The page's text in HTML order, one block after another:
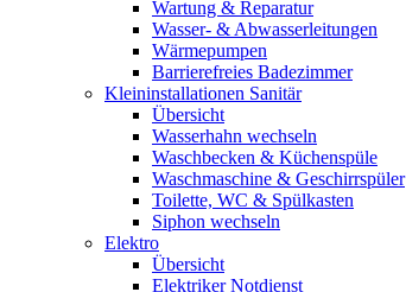
Wartung & Reparatur
Wasser- & Abwasserleitungen
Wärmepumpen
Barrierefreies Badezimmer
Kleininstallationen Sanitär
Übersicht
Wasserhahn wechseln
Waschbecken & Küchenspüle
Waschmaschine & Geschirrspüler
Toilette, WC & Spülkasten
Siphon wechseln
Elektro
Übersicht
Elektriker Notdienst